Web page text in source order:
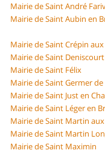
Mairie de Saint André
Mairie de Saint Aubin en
Mairie de Saint Crépin
Mairie de Saint Deniscourt
Mairie de Saint Félix
Mairie de Saint Germer de
Mairie de Saint Just en
Mairie de Saint Léger en
Mairie de Saint Martin
Mairie de Saint Martin
Mairie de Saint Maximin